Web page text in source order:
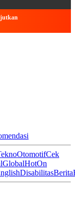
OtomotifCek
GlobalHotOn
DisabilitasBerita